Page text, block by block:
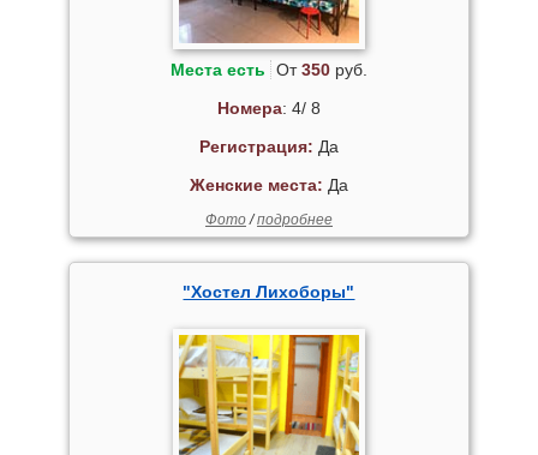
Места есть От350руб.
Номера: 4/ 8
Регистрация: Да
Женские места: Да
Фото/подробнее
"Хостел Лихоборы"